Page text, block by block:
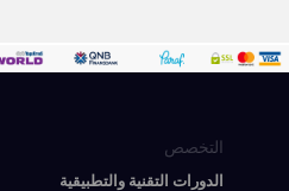
التخصص
الدورات التقنية والتطبيقية